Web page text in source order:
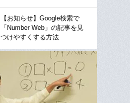
【お知らせ】Google検索で
「Number Web」の記事を見
つけやすくする方法